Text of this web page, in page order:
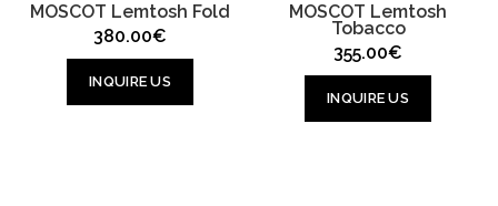
MOSCOT Lemtosh Fold
380.00€
INQUIRE US
MOSCOT Lemtosh
Tobacco
355.00€
INQUIRE US